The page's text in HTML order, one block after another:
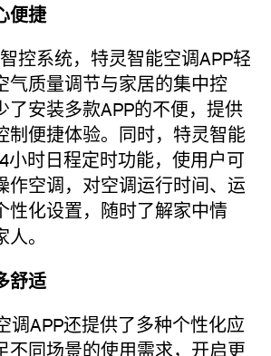
便捷
系统，特灵智能空调APP轻
气质量调节与家居的集中控
了安装多款APP的不便，提供
制便捷体验。同时，特灵智能
小时日程定时功能，使用户可
作空调，对空调运行时间、运
性化设置，随时了解家中情
。
舒适
APP还提供了多种个性化应